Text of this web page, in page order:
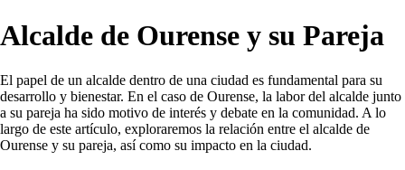
Alcalde de Ourense y su Pareja
El papel de un alcalde dentro de una ciudad es fundamental para su
desarrollo y bienestar. En el caso de Ourense, la labor del alcalde junto
a su pareja ha sido motivo de interés y debate en la comunidad. A lo
largo de este artículo, exploraremos la relación entre el alcalde de
Ourense y su pareja, así como su impacto en la ciudad.